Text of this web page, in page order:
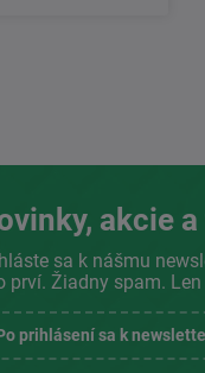
akcie
sa k nášmu
prví. Žiadny spam.
prihlásení sa k